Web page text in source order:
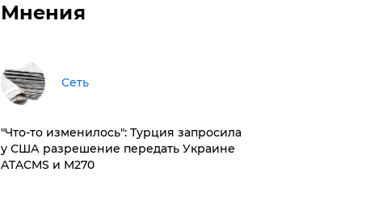
Мнения
Сеть
​"Что-то изменилось": Турция запросила
у США разрешение передать Украине
ATACMS и M270